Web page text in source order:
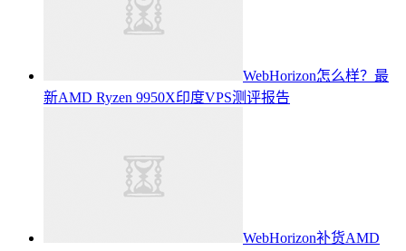
WebHorizon怎么样？最
新AMD Ryzen 9950X印度VPS测评报告
WebHorizon补货AMD